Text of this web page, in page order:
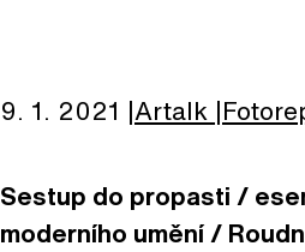
9. 1. 2021 Artalk
Sestup do propasti /
moderního umění /